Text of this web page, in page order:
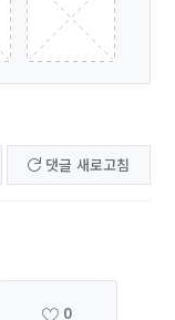
댓글 새로고침
0